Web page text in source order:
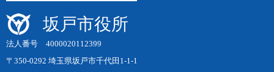
坂戸市役所
法人番号 4000020112399
〒350-0292 埼玉県坂戸市千代田1-1-1